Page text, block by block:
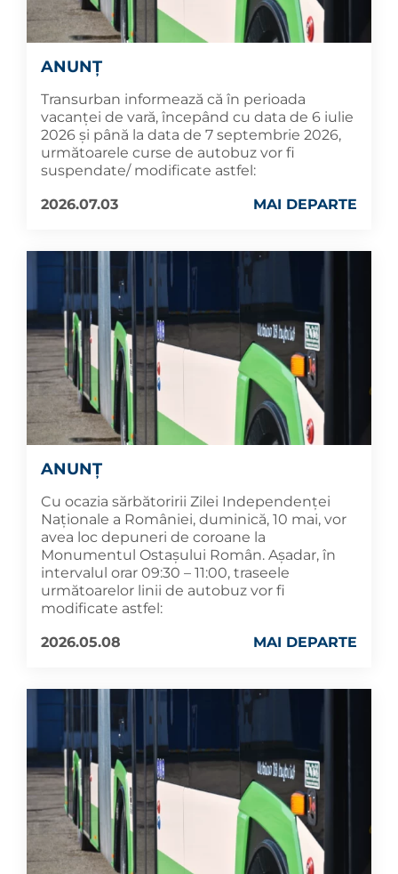
ANUNȚ
Transurban informează că în perioada
vacanței de vară, începând cu data de 6 iulie
2026 și până la data de 7 septembrie 2026,
următoarele curse de autobuz vor fi
suspendate/ modificate astfel:
2026.07.03
MAI DEPARTE
ANUNȚ
Cu ocazia sărbătoririi Zilei Independenței
Naționale a României, duminică, 10 mai, vor
avea loc depuneri de coroane la
Monumentul Ostașului Român. Așadar, în
intervalul orar 09:30 – 11:00, traseele
următoarelor linii de autobuz vor fi
modificate astfel:
2026.05.08
MAI DEPARTE